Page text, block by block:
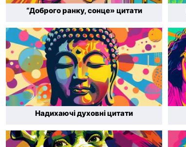
“Доброго ранку, сонце» цитати
Надихаючі духовні цитати